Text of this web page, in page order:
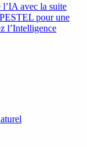
avec la suite
pour une
l’Intelligence